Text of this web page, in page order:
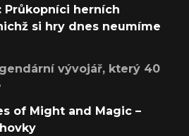
Průkopníci herních
si hry dnes neumíme
vývojář, který 40
of Might and Magic –